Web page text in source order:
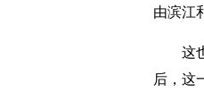
由滨江
这
后，这